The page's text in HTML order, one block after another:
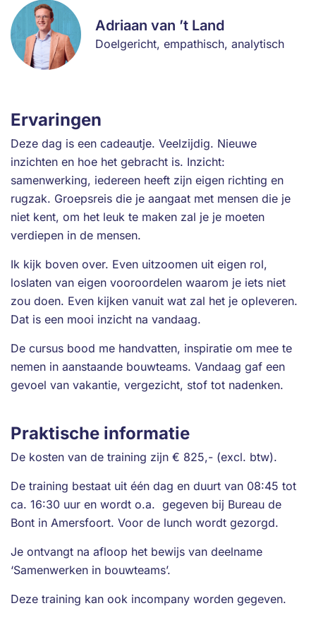
Adriaan van ’t Land
Doelgericht, empathisch, analytisch
Ervaringen
Deze dag is een cadeautje. Veelzijdig. Nieuwe
inzichten en hoe het gebracht is. Inzicht:
samenwerking, iedereen heeft zijn eigen richting en
rugzak. Groepsreis die je aangaat met mensen die je
niet kent, om het leuk te maken zal je je moeten
verdiepen in de mensen.
Ik kijk boven over. Even uitzoomen uit eigen rol,
loslaten van eigen vooroordelen waarom je iets niet
zou doen. Even kijken vanuit wat zal het je opleveren.
Dat is een mooi inzicht na vandaag.
De cursus bood me handvatten, inspiratie om mee te
nemen in aanstaande bouwteams. Vandaag gaf een
gevoel van vakantie, vergezicht, stof tot nadenken.
Praktische informatie
De kosten van de training zijn € 825,- (excl. btw).
De training bestaat uit één dag en duurt van 08:45 tot
ca. 16:30 uur en wordt o.a. gegeven bij Bureau de
Bont in Amersfoort. Voor de lunch wordt gezorgd.
Je ontvangt na afloop het bewijs van deelname
‘Samenwerken in bouwteams’.
Deze training kan ook incompany worden gegeven.